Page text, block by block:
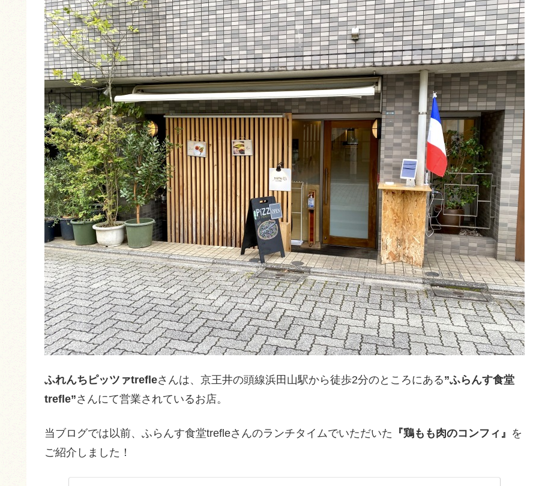
ふれんちピッツァtrefleさんは、京王井の頭線浜田山駅から徒歩2分のところにある”ふらんす食堂
trefle”さんにて営業されているお店。
当ブログでは以前、ふらんす食堂trefleさんのランチタイムでいただいた 『鶏もも肉のコンフィ』 を
ご紹介しました！